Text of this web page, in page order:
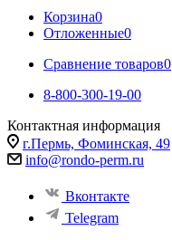
Корзина0
Отложенные0
Сравнение товаров0
8-800-300-19-00
Контактная информация
г.Пермь, Фоминская, 49
info@rondo-perm.ru
Вконтакте
Telegram